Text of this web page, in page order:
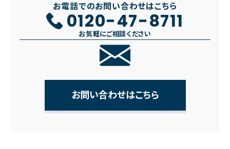
お電話でのお問い合わせはこちら
0120-47-8711
お気軽にご相談ください
お問い合わせはこちら